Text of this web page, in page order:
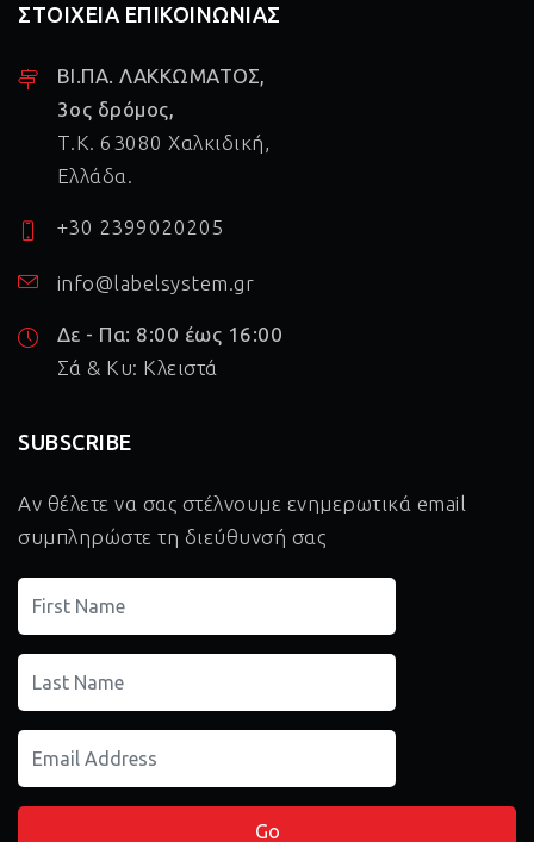
ΣΤΟΙΧΕΙΑ ΕΠΙΚΟΙΝΩΝΙΑΣ
ΒΙ.ΠΑ. ΛΑΚΚΩΜΑΤΟΣ,
3ος δρόμος,
Τ.Κ. 63080 Χαλκιδική,
Ελλάδα.
+30 2399020205
info@labelsystem.gr
Δε - Πα: 8:00 έως 16:00
Σά & Κυ: Κλειστά
SUBSCRIBE
Αν θέλετε να σας στέλνουμε ενημερωτικά email
συμπληρώστε τη διεύθυνσή σας